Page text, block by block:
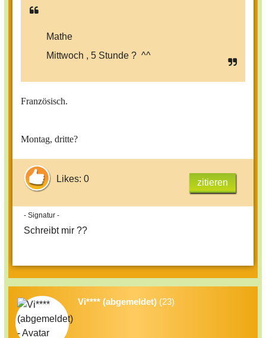
Mathe
Mittwoch , 5 Stunde ? ^^
Französisch.
Montag, dritte?
Likes: 0 zitieren
- Signatur -
Schreibt mir ??
Vi**** (abgemeldet) (23)